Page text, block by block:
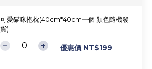
可愛貓咪抱枕(40cm*40cm一個 顏色隨機發
貨)
優惠價 NT$199